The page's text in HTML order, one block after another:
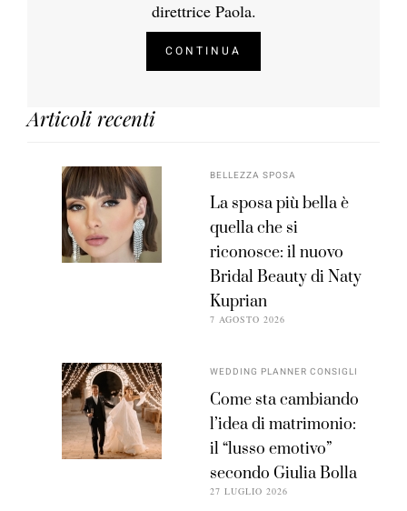
direttrice Paola.
CONTINUA
Articoli recenti
BELLEZZA SPOSA
La sposa più bella è
quella che si
riconosce: il nuovo
Bridal Beauty di Naty
Kuprian
7 AGOSTO 2026
WEDDING PLANNER CONSIGLI
Come sta cambiando
l’idea di matrimonio:
il “lusso emotivo”
secondo Giulia Bolla
27 LUGLIO 2026